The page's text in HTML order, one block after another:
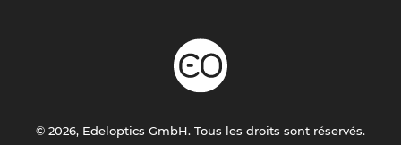
© 2026, Edeloptics GmbH. Tous les droits sont réservés.